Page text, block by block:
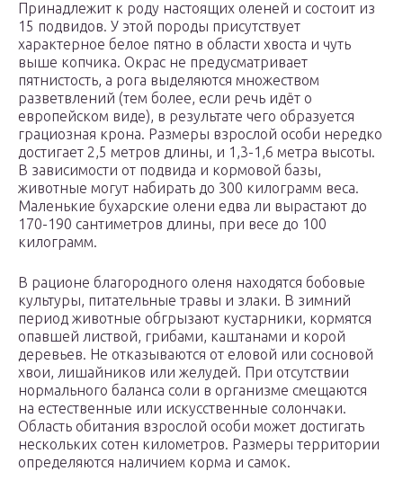
Принадлежит к роду настоящих оленей и состоит из
15 подвидов. У этой породы присутствует
характерное белое пятно в области хвоста и чуть
выше копчика. Окрас не предусматривает
пятнистость, а рога выделяются множеством
разветвлений (тем более, если речь идёт о
европейском виде), в результате чего образуется
грациозная крона. Размеры взрослой особи нередко
достигает 2,5 метров длины, и 1,3-1,6 метра высоты.
В зависимости от подвида и кормовой базы,
животные могут набирать до 300 килограмм веса.
Маленькие бухарские олени едва ли вырастают до
170-190 сантиметров длины, при весе до 100
килограмм.
В рационе благородного оленя находятся бобовые
культуры, питательные травы и злаки. В зимний
период животные обгрызают кустарники, кормятся
опавшей листвой, грибами, каштанами и корой
деревьев. Не отказываются от еловой или сосновой
хвои, лишайников или желудей. При отсутствии
нормального баланса соли в организме смещаются
на естественные или искусственные солончаки.
Область обитания взрослой особи может достигать
нескольких сотен километров. Размеры территории
определяются наличием корма и самок.